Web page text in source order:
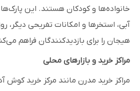
خانواده‌ها و کودکان هستند. این پارک‌ها
آبی، استخرها و امکانات تفریحی دیگر،
هیجان را برای بازدیدکنندگان فراهم
مراکز خرید و بازارهای محلی
مراکز خرید مدرن مانند مرکز خرید کوش